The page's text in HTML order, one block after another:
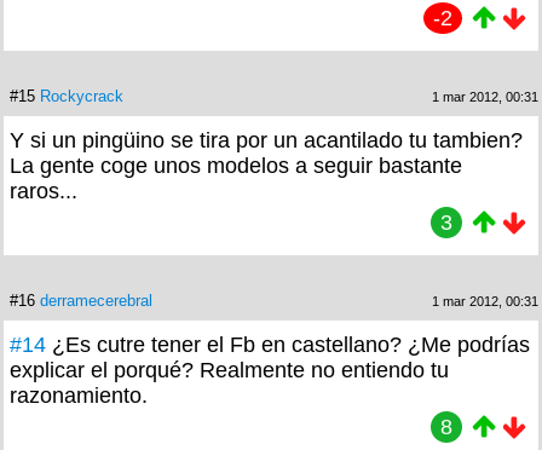
-2
#15 Rockycrack 1 mar 2012, 00:31
Y si un pingüino se tira por un acantilado tu tambien?
La gente coge unos modelos a seguir bastante
raros...
3
#16 derramecerebral 1 mar 2012, 00:31
#14 ¿Es cutre tener el Fb en castellano? ¿Me podrías
explicar el porqué? Realmente no entiendo tu
razonamiento.
8